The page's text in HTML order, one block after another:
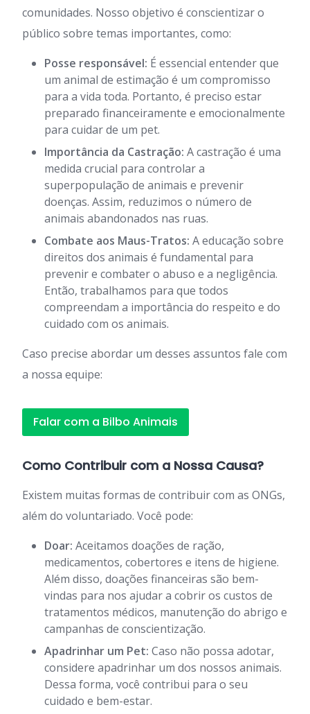
comunidades. Nosso objetivo é conscientizar o
público sobre temas importantes, como:
Posse responsável: É essencial entender que
um animal de estimação é um compromisso
para a vida toda. Portanto, é preciso estar
preparado financeiramente e emocionalmente
para cuidar de um pet.
Importância da Castração: A castração é uma
medida crucial para controlar a
superpopulação de animais e prevenir
doenças. Assim, reduzimos o número de
animais abandonados nas ruas.
Combate aos Maus-Tratos: A educação sobre
direitos dos animais é fundamental para
prevenir e combater o abuso e a negligência.
Então, trabalhamos para que todos
compreendam a importância do respeito e do
cuidado com os animais.
Caso precise abordar um desses assuntos fale com
a nossa equipe:
Falar com a Bilbo Animais
Como Contribuir com a Nossa Causa?
Existem muitas formas de contribuir com as ONGs,
além do voluntariado. Você pode:
Doar: Aceitamos doações de ração,
medicamentos, cobertores e itens de higiene.
Além disso, doações financeiras são bem-
vindas para nos ajudar a cobrir os custos de
tratamentos médicos, manutenção do abrigo e
campanhas de conscientização.
Apadrinhar um Pet: Caso não possa adotar,
considere apadrinhar um dos nossos animais.
Dessa forma, você contribui para o seu
cuidado e bem-estar.